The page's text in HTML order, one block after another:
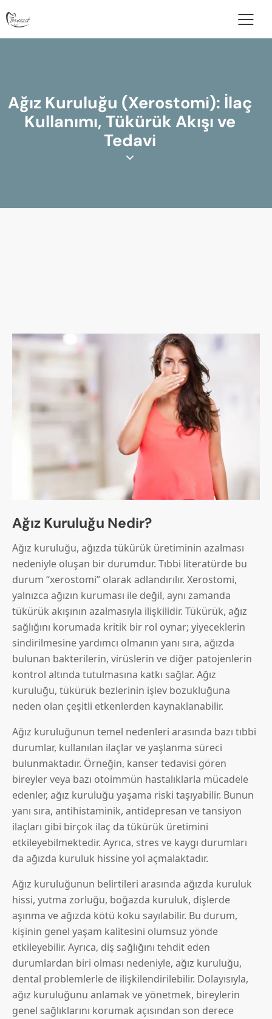
Ağız Kuruluğu (Xerostomi): İlaç
Kullanımı, Tükürük Akışı ve
Tedavi
Ağız Kuruluğu Nedir?
Ağız kuruluğu, ağızda tükürük üretiminin azalması
nedeniyle oluşan bir durumdur. Tıbbi literatürde bu
durum “xerostomi” olarak adlandırılır. Xerostomi,
yalnızca ağızın kuruması ile değil, aynı zamanda
tükürük akışının azalmasıyla ilişkilidir. Tükürük, ağız
sağlığını korumada kritik bir rol oynar; yiyeceklerin
sindirilmesine yardımcı olmanın yanı sıra, ağızda
bulunan bakterilerin, virüslerin ve diğer patojenlerin
kontrol altında tutulmasına katkı sağlar. Ağız
kuruluğu, tükürük bezlerinin işlev bozukluğuna
neden olan çeşitli etkenlerden kaynaklanabilir.
Ağız kuruluğunun temel nedenleri arasında bazı tıbbi
durumlar, kullanılan ilaçlar ve yaşlanma süreci
bulunmaktadır. Örneğin, kanser tedavisi gören
bireyler veya bazı otoimmün hastalıklarla mücadele
edenler, ağız kuruluğu yaşama riski taşıyabilir. Bunun
yanı sıra, antihistaminik, antidepresan ve tansiyon
ilaçları gibi birçok ilaç da tükürük üretimini
etkileyebilmektedir. Ayrıca, stres ve kaygı durumları
da ağızda kuruluk hissine yol açmalaktadır.
Ağız kuruluğunun belirtileri arasında ağızda kuruluk
hissi, yutma zorluğu, boğazda kuruluk, dişlerde
aşınma ve ağızda kötü koku sayılabilir. Bu durum,
kişinin genel yaşam kalitesini olumsuz yönde
etkileyebilir. Ayrıca, diş sağlığını tehdit eden
durumlardan biri olması nedeniyle, ağız kuruluğu,
dental problemlerle de ilişkilendirilebilir. Dolayısıyla,
ağız kuruluğunu anlamak ve yönetmek, bireylerin
genel sağlıklarını korumak açısından son derece